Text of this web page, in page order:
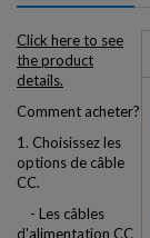
Click here to see
the product
details.
Comment acheter?
1. Choisissez les
options de câble
CC.
- Les câbles
d'alimentation CC